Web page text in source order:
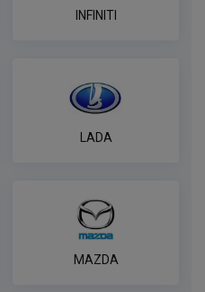
INFINITI
LADA
MAZDA